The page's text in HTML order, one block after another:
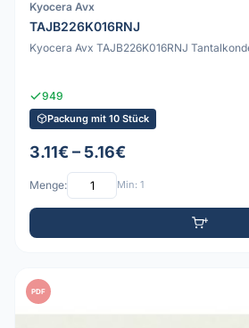
Kyocera Avx
TAJB226K016RNJ
Kyocera Avx TAJB226K016RNJ
949
Packung mit 10 Stück
3.11€ – 5.16€
Menge: Min: 1
PDF